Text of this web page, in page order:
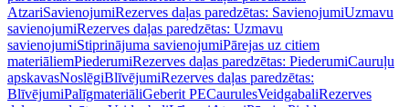
AtzariSavienojumiRezerves daļas paredzētas: SavienojumiUzmavu
savienojumiRezerves daļas paredzētas: Uzmavu
savienojumiStiprinājuma savienojumiPārejas uz citiem
materiāliemPiederumiRezerves daļas paredzētas: PiederumiCauruļu
apskavasNoslēgiBlīvējumiRezerves daļas paredzētas:
BlīvējumiPalīgmateriāliGeberit PECaurulesVeidgabaliRezerves